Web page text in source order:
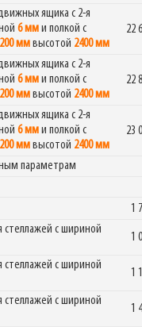
ящика с 2-я
6 мми полкой с
ммвысотой 2400 мм
22
ящика с 2-я
6 мми полкой с
ммвысотой 2400 мм
22
ящика с 2-я
6 мми полкой с
ммвысотой 2400 мм
23
параметрам
1
с шириной
1
с шириной
1
с шириной
1